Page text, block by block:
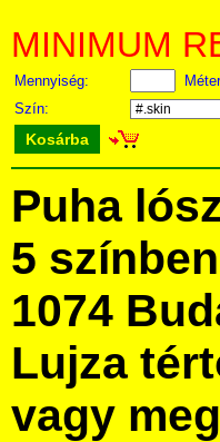
MINIMUM
Mennyiség:
Méter
Szín:
Kosárba
Puha
5
1074
Lujza
vagy